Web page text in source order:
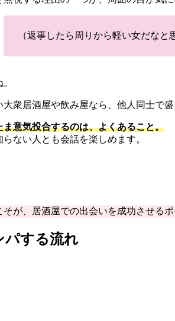
（返事したら周りから軽い女だな
衆居酒屋や飲み屋なら、他人同士で
ま意気投合するのは、よくあること。
ない人とも会話を楽しめます。
が、居酒屋での出会いを成功させるポ
パする流れ